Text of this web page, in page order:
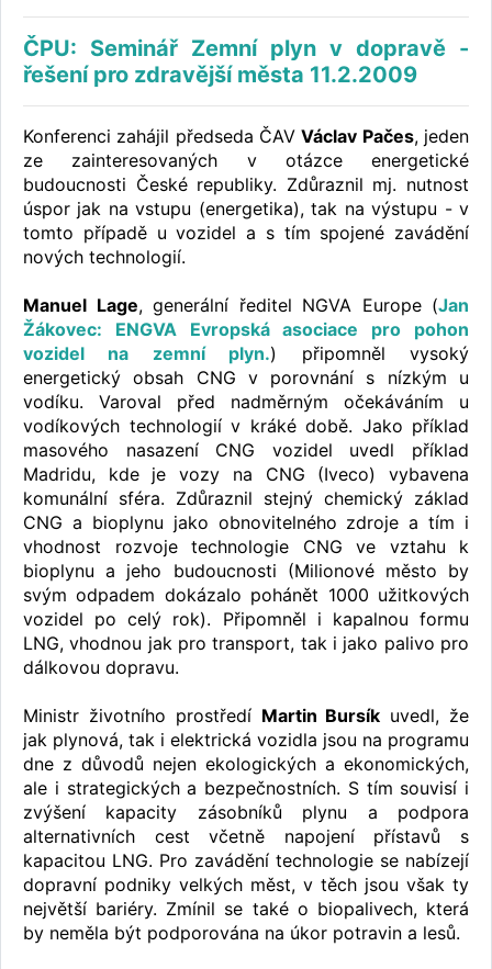
ČPU: Seminář Zemní plyn v dopravě -
řešení pro zdravější města 11.2.2009
Konferenci zahájil předseda ČAVVáclav Pačes, jeden
ze zainteresovaných v otázce energetické
budoucnosti České republiky. Zdůraznil mj. nutnost
úspor jak na vstupu (energetika), tak na výstupu - v
tomto případě u vozidel a s tím spojené zavádění
nových technologií.
Manuel Lage, generální ředitel NGVA Europe (Jan
Žákovec: ENGVA Evropská asociace pro pohon
vozidel na zemní plyn.) připomněl vysoký
energetický obsah CNG v porovnání s nízkým u
vodíku. Varoval před nadměrným očekáváním u
vodíkových technologií v kráké době. Jako příklad
masového nasazení CNG vozidel uvedl příklad
Madridu, kde je vozy na CNG (Iveco) vybavena
komunální sféra. Zdůraznil stejný chemický základ
CNG a bioplynu jako obnovitelného zdroje a tím i
vhodnost rozvoje technologie CNG ve vztahu k
bioplynu a jeho budoucnosti (Milionové město by
svým odpadem dokázalo pohánět 1000 užitkových
vozidel po celý rok). Připomněl i kapalnou formu
LNG, vhodnou jak pro transport, tak i jako palivo pro
dálkovou dopravu.
Ministr životního prostředí Martin Bursík uvedl, že
jak plynová, tak i elektrická vozidla jsou na programu
dne z důvodů nejen ekologických a ekonomických,
ale i strategických a bezpečnostních. S tím souvisí i
zvýšení kapacity zásobníků plynu a podpora
alternativních cest včetně napojení přístavů s
kapacitou LNG. Pro zavádění technologie se nabízejí
dopravní podniky velkých měst, v těch jsou však ty
největší bariéry. Zmínil se také o biopalivech, která
by neměla být podporována na úkor potravin a lesů.